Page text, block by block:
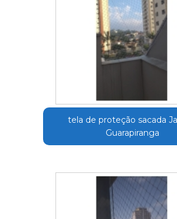
tela de proteção sacada
Guarapiranga